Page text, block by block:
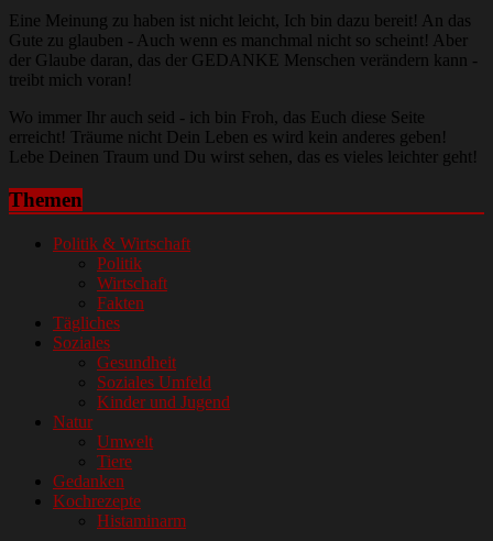
Eine Meinung zu haben ist nicht leicht, Ich bin dazu bereit! An das
Gute zu glauben - Auch wenn es manchmal nicht so scheint! Aber
der Glaube daran, das der GEDANKE Menschen verändern kann -
treibt mich voran!
Wo immer Ihr auch seid - ich bin Froh, das Euch diese Seite
erreicht! Träume nicht Dein Leben es wird kein anderes geben!
Lebe Deinen Traum und Du wirst sehen, das es vieles leichter geht!
Themen
Politik & Wirtschaft
Politik
Wirtschaft
Fakten
Tägliches
Soziales
Gesundheit
Soziales Umfeld
Kinder und Jugend
Natur
Umwelt
Tiere
Gedanken
Kochrezepte
Histaminarm